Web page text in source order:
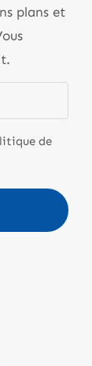
plans et
de